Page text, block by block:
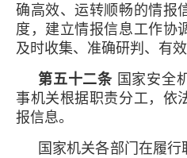
确高效、运转顺畅的情报
度，建立情报信息工作协
及时收集、准确研判、有效
第五十二条 国家安全
事机关根据职责分工，依
报信息。
国家机关各部门在履